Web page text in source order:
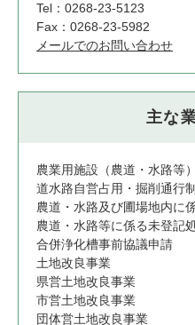
Tel：0268-23-5123
Fax：0268-23-5982
メールでのお問い合わせ
主な
農業用施設（農道・水路等
道水路自営占用・掘削通行
農道・水路及び圃場地内に
農道・水路等に係る未登記
合併浄化槽事前協議申請
土地改良事業
県営土地改良事業
市営土地改良事業
団体営土地改良事業